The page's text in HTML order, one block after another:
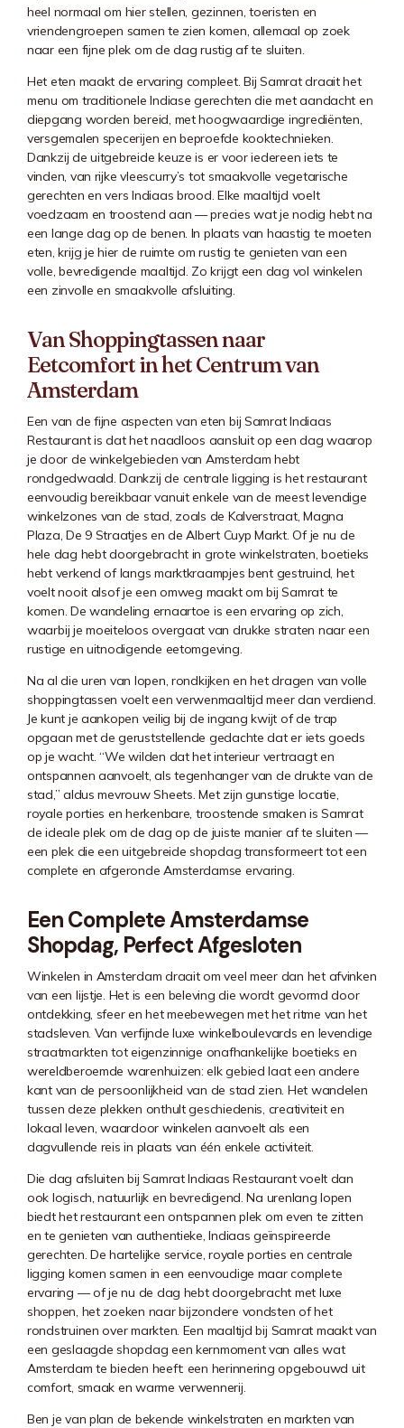
heel normaal om hier stellen, gezinnen, toeristen en
vriendengroepen samen te zien komen, allemaal op zoek
naar een fijne plek om de dag rustig af te sluiten.
Het eten maakt de ervaring compleet. Bij Samrat draait het
menu om traditionele Indiase gerechten die met aandacht en
diepgang worden bereid, met hoogwaardige ingrediënten,
versgemalen specerijen en beproefde kooktechnieken.
Dankzij de uitgebreide keuze is er voor iedereen iets te
vinden, van rijke vleescurry’s tot smaakvolle vegetarische
gerechten en vers Indiaas brood. Elke maaltijd voelt
voedzaam en troostend aan — precies wat je nodig hebt na
een lange dag op de benen. In plaats van haastig te moeten
eten, krijg je hier de ruimte om rustig te genieten van een
volle, bevredigende maaltijd. Zo krijgt een dag vol winkelen
een zinvolle en smaakvolle afsluiting.
Van Shoppingtassen naar
Eetcomfort in het Centrum van
Amsterdam
Een van de fijne aspecten van eten bij Samrat Indiaas
Restaurant is dat het naadloos aansluit op een dag waarop
je door de winkelgebieden van Amsterdam hebt
rondgedwaald. Dankzij de centrale ligging is het restaurant
eenvoudig bereikbaar vanuit enkele van de meest levendige
winkelzones van de stad, zoals de Kalverstraat, Magna
Plaza, De 9 Straatjes en de Albert Cuyp Markt. Of je nu de
hele dag hebt doorgebracht in grote winkelstraten, boetieks
hebt verkend of langs marktkraampjes bent gestruind, het
voelt nooit alsof je een omweg maakt om bij Samrat te
komen. De wandeling ernaartoe is een ervaring op zich,
waarbij je moeiteloos overgaat van drukke straten naar een
rustige en uitnodigende eetomgeving.
Na al die uren van lopen, rondkijken en het dragen van volle
shoppingtassen voelt een verwenmaaltijd meer dan verdiend.
Je kunt je aankopen veilig bij de ingang kwijt of de trap
opgaan met de geruststellende gedachte dat er iets goeds
op je wacht. “We wilden dat het interieur vertraagt en
ontspannen aanvoelt, als tegenhanger van de drukte van de
stad,” aldus mevrouw Sheets. Met zijn gunstige locatie,
royale porties en herkenbare, troostende smaken is Samrat
de ideale plek om de dag op de juiste manier af te sluiten —
een plek die een uitgebreide shopdag transformeert tot een
complete en afgeronde Amsterdamse ervaring.
Een Complete Amsterdamse
Shopdag, Perfect Afgesloten
Winkelen in Amsterdam draait om veel meer dan het afvinken
van een lijstje. Het is een beleving die wordt gevormd door
ontdekking, sfeer en het meebewegen met het ritme van het
stadsleven. Van verfijnde luxe winkelboulevards en levendige
straatmarkten tot eigenzinnige onafhankelijke boetieks en
wereldberoemde warenhuizen: elk gebied laat een andere
kant van de persoonlijkheid van de stad zien. Het wandelen
tussen deze plekken onthult geschiedenis, creativiteit en
lokaal leven, waardoor winkelen aanvoelt als een
dagvullende reis in plaats van één enkele activiteit.
Die dag afsluiten bij Samrat Indiaas Restaurant voelt dan
ook logisch, natuurlijk en bevredigend. Na urenlang lopen
biedt het restaurant een ontspannen plek om even te zitten
en te genieten van authentieke, Indiaas geïnspireerde
gerechten. De hartelijke service, royale porties en centrale
ligging komen samen in een eenvoudige maar complete
ervaring — of je nu de dag hebt doorgebracht met luxe
shoppen, het zoeken naar bijzondere vondsten of het
rondstruinen over markten. Een maaltijd bij Samrat maakt van
een geslaagde shopdag een kernmoment van alles wat
Amsterdam te bieden heeft: een herinnering opgebouwd uit
comfort, smaak en warme verwennerij.
Ben je van plan de bekende winkelstraten en markten van